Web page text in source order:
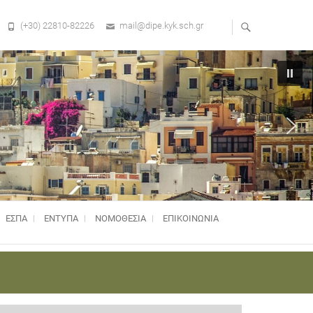
(+30) 22810-82226 mail@dipe.kyk.sch.gr
ΕΣΠΑ ΕΝΤΥΠΑ ΝΟΜΟΘΕΣΊΑ ΕΠΙΚΟΙΝΩΝΙΑ